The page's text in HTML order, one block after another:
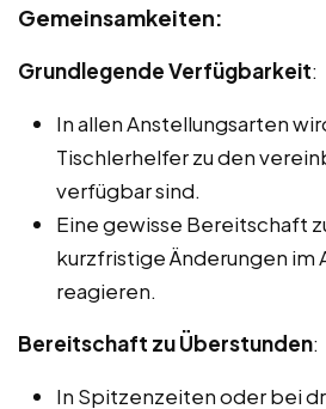
Gemeinsamkeiten:
Grundlegende Verfügbarkeit:
In allen Anstellungsarten
Tischlerhelfer zu den
verfügbar sind.
Eine gewisse Bereitschaft
kurzfristige Änderungen im
reagieren.
Bereitschaft zu Überstunden:
In Spitzenzeiten oder bei